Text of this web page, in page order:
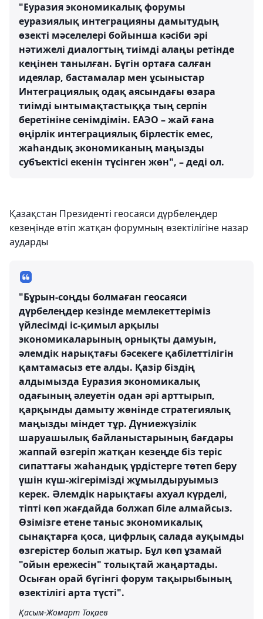
"Еуразия экономикалық форумы
еуразиялық интеграцияны дамытудың
өзекті мәселелері бойынша кәсіби әрі
нәтижелі диалогтың тиімді алаңы ретінде
кеңінен танылған. Бүгін ортаға салған
идеялар, бастамалар мен ұсыныстар
Интеграциялық одақ аясындағы өзара
тиімді ынтымақтастыққа тың серпін
беретініне сенімдімін. ЕАЭО – жай ғана
өңірлік интеграциялық бірлестік емес,
жаһандық экономиканың маңызды
субъектісі екенін түсінген жөн", – деді ол.
Қазақстан Президенті геосаяси дүрбелеңдер
кезеңінде өтіп жатқан форумның өзектілігіне назар
аударды
"Бұрын-соңды болмаған геосаяси
дүрбелеңдер кезінде мемлекеттеріміз
үйлесімді іс-қимыл арқылы
экономикаларының орнықты дамуын,
әлемдік нарықтағы бәсекеге қабілеттілігін
қамтамасыз ете алды. Қазір біздің
алдымызда Еуразия экономикалық
одағының әлеуетін одан әрі арттырып,
қарқынды дамыту жөнінде стратегиялық
маңызды міндет тұр. Дүниежүзілік
шаруашылық байланыстарының бағдары
жаппай өзгеріп жатқан кезеңде біз теріс
сипаттағы жаһандық үрдістерге төтеп беру
үшін күш-жігерімізді жұмылдыруымыз
керек. Әлемдік нарықтағы ахуал күрделі,
тіпті көп жағдайда болжап біле алмайсыз.
Өзімізге етене таныс экономикалық
сынақтарға қоса, цифрлық салада ауқымды
өзгерістер болып жатыр. Бұл көп ұзамай
"ойын ережесін" толықтай жаңартады.
Осыған орай бүгінгі форум тақырыбының
өзектілігі арта түсті".
Қасым-Жомарт Тоқаев